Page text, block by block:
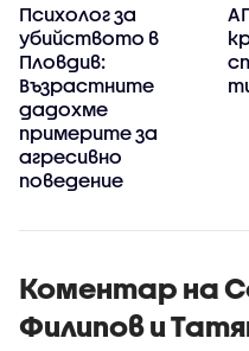
Психолог за
убийството в
Пловдив:
Възрастните
дадохме
примерите за
агресивно
поведение
Коментар на
Филипов и